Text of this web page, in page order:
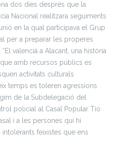
dos dies després que la
Nacional realitzara seguiments
en la qual participava el Grup
per a preparar les properes
valencià a Alacant, una història
amb recursos públics es
activitats culturals
temps es toleren agressions
de la Subdelegació del
policial al Casal Popular Tio
i a les persones qui hi
feixistes que ens